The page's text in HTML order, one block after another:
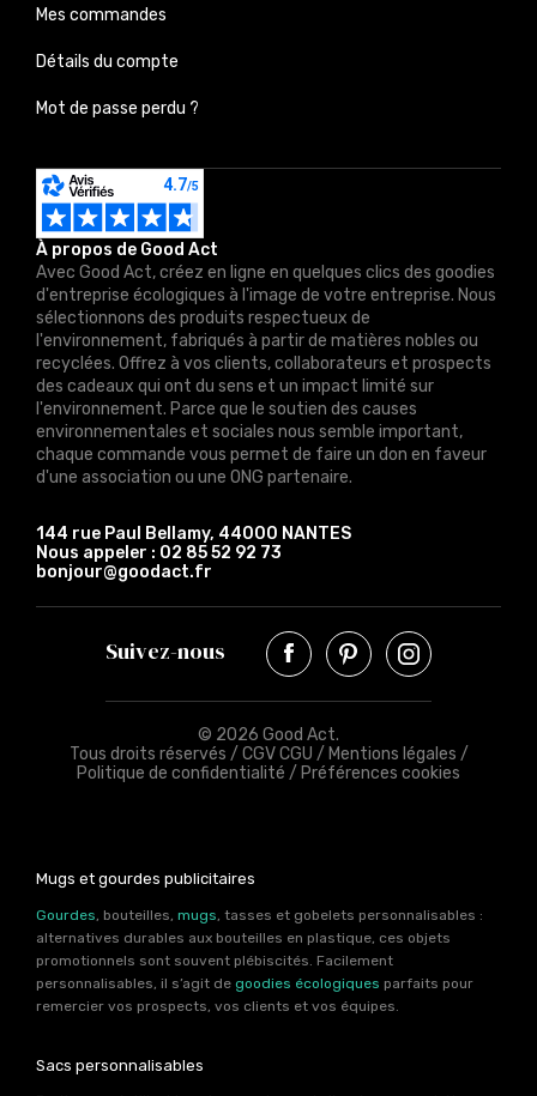
À propos de Good Act
Avec Good Act, créez en ligne en quelques clics des goodies
d'entreprise écologiques à l'image de votre entreprise. Nous
sélectionnons des produits respectueux de
l'environnement, fabriqués à partir de matières nobles ou
recyclées. Offrez à vos clients, collaborateurs et prospects
des cadeaux qui ont du sens et un impact limité sur
l'environnement. Parce que le soutien des causes
environnementales et sociales nous semble important,
chaque commande vous permet de faire un don en faveur
d'une association ou une ONG partenaire.
144 rue Paul Bellamy, 44000 NANTES
Nous appeler : 02 85 52 92 73
bonjour@goodact.fr
Mes commandes
Détails du compte
Mot de passe perdu ?
Suivez-nous
© 2026 Good Act.
Tous droits réservés / CGV CGU / Mentions légales /
Politique de confidentialité / Préférences cookies
Mugs et gourdes publicitaires
Gourdes , bouteilles, mugs , tasses et gobelets personnalisables :
alternatives durables aux bouteilles en plastique, ces objets
promotionnels sont souvent plébiscités. Facilement
personnalisables, il s’agit de goodies écologiques parfaits pour
remercier vos prospects, vos clients et vos équipes.
Sacs personnalisables